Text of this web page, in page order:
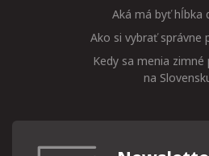
Aká má byť hĺbka
Ako si vybrať správne
Kedy sa menia
na